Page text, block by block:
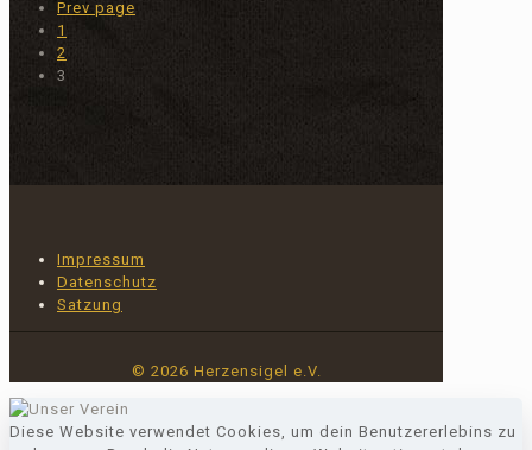
Prev page
1
2
3
Impressum
Datenschutz
Satzung
© 2026 Herzensigel e.V.
Diese Website verwendet Cookies, um dein Benutzererlebins zu